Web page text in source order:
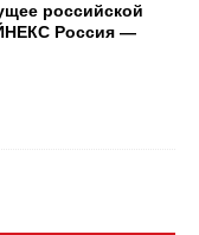
российской
Россия —